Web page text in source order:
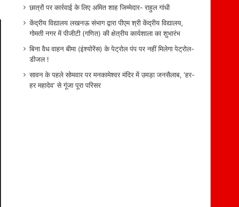
छात्रों पर कार्रवाई के लिए अमित शाह जिम्मेदार- राहुल गांधी
केंद्रीय विद्यालय लखनऊ संभाग द्वारा पीएम श्री केंद्रीय विद्यालय,
गोमती नगर में पीजीटी (गणित) की क्षेत्रीय कार्यशाला का शुभारंभ
बिना वैध वाहन बीमा (इंश्योरेंस) के पेट्रोल पंप पर नहीं मिलेगा पेट्रोल-
डीजल !
सावन के पहले सोमवार पर मनकामेश्वर मंदिर में उमड़ा जनसैलाब, ‘हर-
हर महादेव’ से गूंजा पूरा परिसर